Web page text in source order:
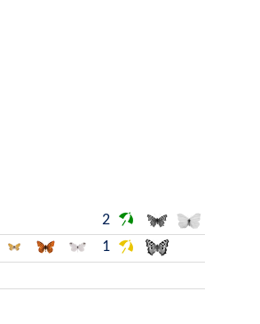
2
1